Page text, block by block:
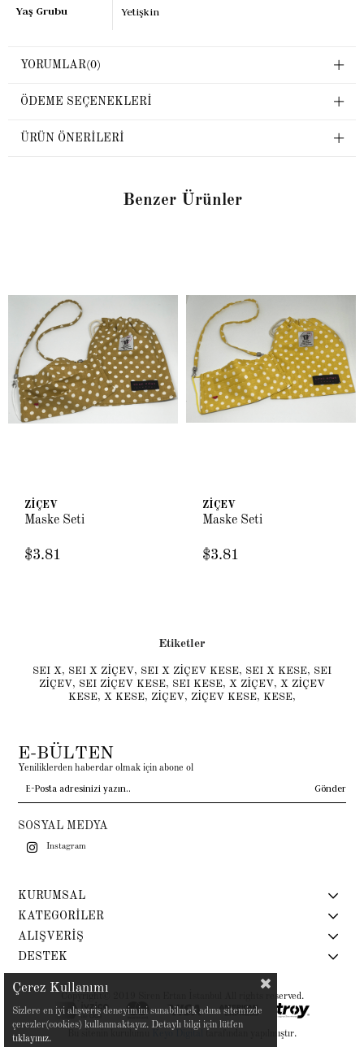
Yaş Grubu Yetişkin
YORUMLAR(0)
ÖDEME SEÇENEKLERI
ÜRÜN ÖNERILERI
Benzer Ürünler
ZİÇEV
Maske Seti
$3.81
ZİÇEV
Maske Seti
$3.81
Etiketler
SEI X, SEI X ZİÇEV, SEI X ZİÇEV KESE, SEI X KESE, SEI
ZİÇEV, SEI ZİÇEV KESE, SEI KESE, X ZİÇEV, X ZİÇEV
KESE, X KESE, ZİÇEV, ZİÇEV KESE, KESE,
E-BÜLTEN
Yeniliklerden haberdar olmak için abone ol
Gönder
SOSYAL MEDYA
Instagram
KURUMSAL
KATEGORİLER
ALIŞVERİŞ
DESTEK
Copyright© 2019 Siren Ertan İstanbul All rights reserved.
tarafından yapılmıştır.
Çerez Kullanımı
Sizlere en iyi alışveriş deneyimini sunabilmek adına sitemizde
çerezler(cookies) kullanmaktayız. Detaylı bilgi için lütfen
tıklayınız.